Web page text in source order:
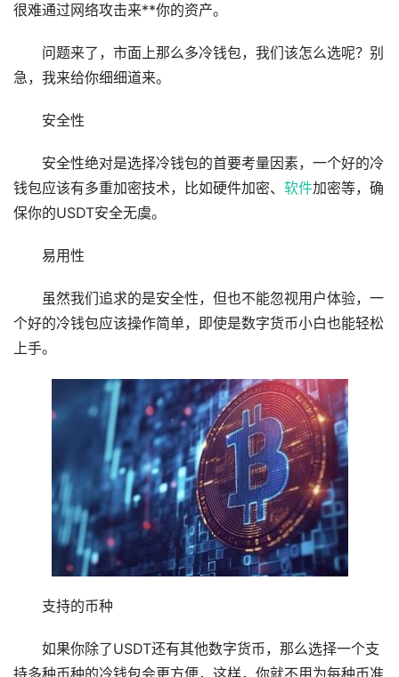
很难通过网络攻击来**你的资产。
问题来了，市面上那么多冷钱包，我们该怎么选呢？别
急，我来给你细细道来。
安全性
安全性绝对是选择冷钱包的首要考量因素，一个好的冷
钱包应该有多重加密技术，比如硬件加密、 软件加密等，确
保你的USDT安全无虞。
易用性
虽然我们追求的是安全性，但也不能忽视用户体验，一
个好的冷钱包应该操作简单，即使是数字货币小白也能轻松
上手。
支持的币种
如果你除了USDT还有其他数字货币，那么选择一个支
持多种币种的冷钱包会更方便，这样，你就不用为每种币准